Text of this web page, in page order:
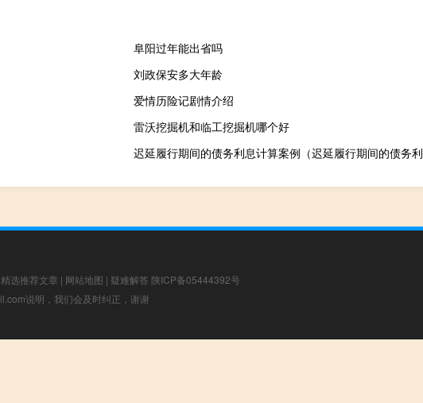
阜阳过年能出省吗
刘政保安多大年龄
爱情历险记剧情介绍
雷沃挖掘机和临工挖掘机哪个好
迟延履行期间的债务利息计算案例（迟延履行期间的债务利
精选推荐文章 | 网站地图 | 疑难解答 陕ICP备05444392号
说明，我们会及时纠正，谢谢